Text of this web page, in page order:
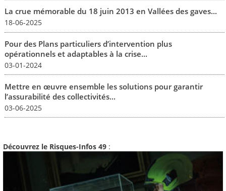
La crue mémorable du 18 juin 2013 en Vallées des gaves...
18-06-2025
Pour des Plans particuliers d’intervention plus
opérationnels et adaptables à la crise...
03-01-2024
Mettre en œuvre ensemble les solutions pour garantir
l’assurabilité des collectivités...
03-06-2025
Découvrez le Risques-Infos 49 :